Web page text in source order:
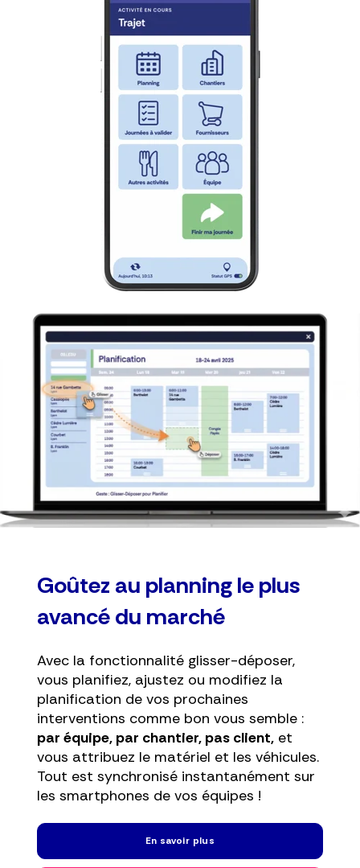
Goûtez au planning le plus
avancé du marché
Avec la fonctionnalité glisser-déposer,
vous planifiez, ajustez ou modifiez la
planification de vos prochaines
interventions comme bon vous semble :
par équipe, par chantier, pas client, et
vous attribuez le matériel et les véhicules.
Tout est synchronisé instantanément sur
les smartphones de vos équipes !
En savoir plus